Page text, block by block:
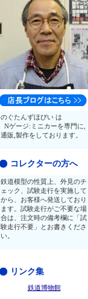
のぐたんずほびい は
Nゲージ:ミニカーを専門に,
通販,製作をしております。
コレクターの方へ
鉄道模型の性質上、外見のチ
ェック、試験走行を実施して
から、お客様へ発送しており
ます。試験走行がご不要な場
合は、注文時の備考欄に「試
験走行不要」とお書きくださ
い。
リンク集
鉄道博物館